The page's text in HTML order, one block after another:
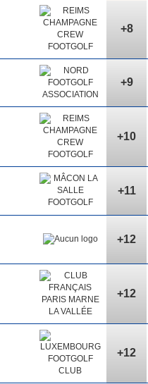
+8
+9
+10
+11
+12
+12
+12